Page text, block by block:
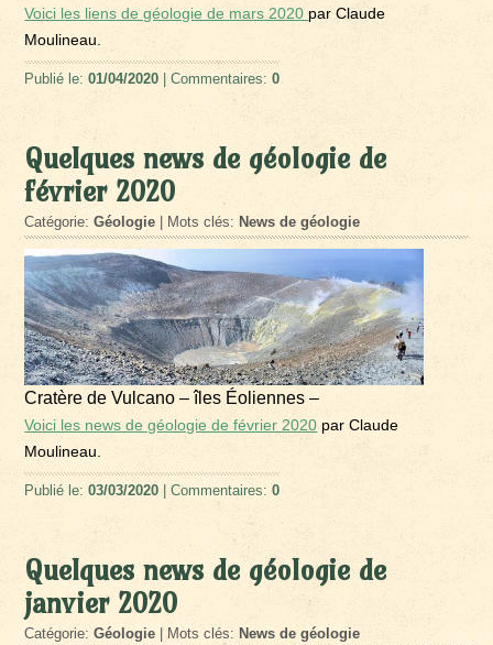
Voici les liens de géologie de mars 2020 par Claude
Moulineau.
Publié le:01/04/2020 | Commentaires:0
Quelques news de géologie de
février 2020
Catégorie:Géologie | Mots clés: News de géologie
Cratère de Vulcano – îles Éoliennes –
Voici les news de géologie de février 2020 par Claude
Moulineau.
Publié le:03/03/2020 | Commentaires:0
Quelques news de géologie de
janvier 2020
Catégorie:Géologie | Mots clés: News de géologie